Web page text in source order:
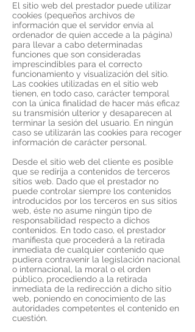
El sitio web del prestador puede utilizar
cookies (pequeños archivos de
información que el servidor envía al
ordenador de quien accede a la página)
para llevar a cabo determinadas
funciones que son consideradas
imprescindibles para el correcto
funcionamiento y visualización del sitio.
Las cookies utilizadas en el sitio web
tienen, en todo caso, carácter temporal
con la única finalidad de hacer más eficaz
su transmisión ulterior y desaparecen al
terminar la sesión del usuario. En ningún
caso se utilizarán las cookies para recoger
información de carácter personal.
Desde el sitio web del cliente es posible
que se redirija a contenidos de terceros
sitios web. Dado que el prestador no
puede controlar siempre los contenidos
introducidos por los terceros en sus sitios
web, éste no asume ningún tipo de
responsabilidad respecto a dichos
contenidos. En todo caso, el prestador
manifiesta que procederá a la retirada
inmediata de cualquier contenido que
pudiera contravenir la legislación nacional
o internacional, la moral o el orden
público, procediendo a la retirada
inmediata de la redirección a dicho sitio
web, poniendo en conocimiento de las
autoridades competentes el contenido en
cuestión.